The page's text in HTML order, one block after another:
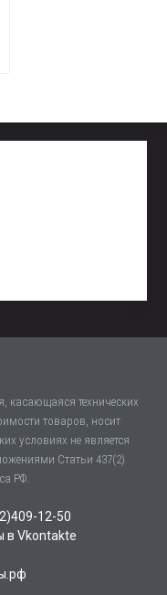
касающаяся технических
товаров, носит
условиях не является
Статьи 437(2)
РФ.
12-50
в Vkontakte